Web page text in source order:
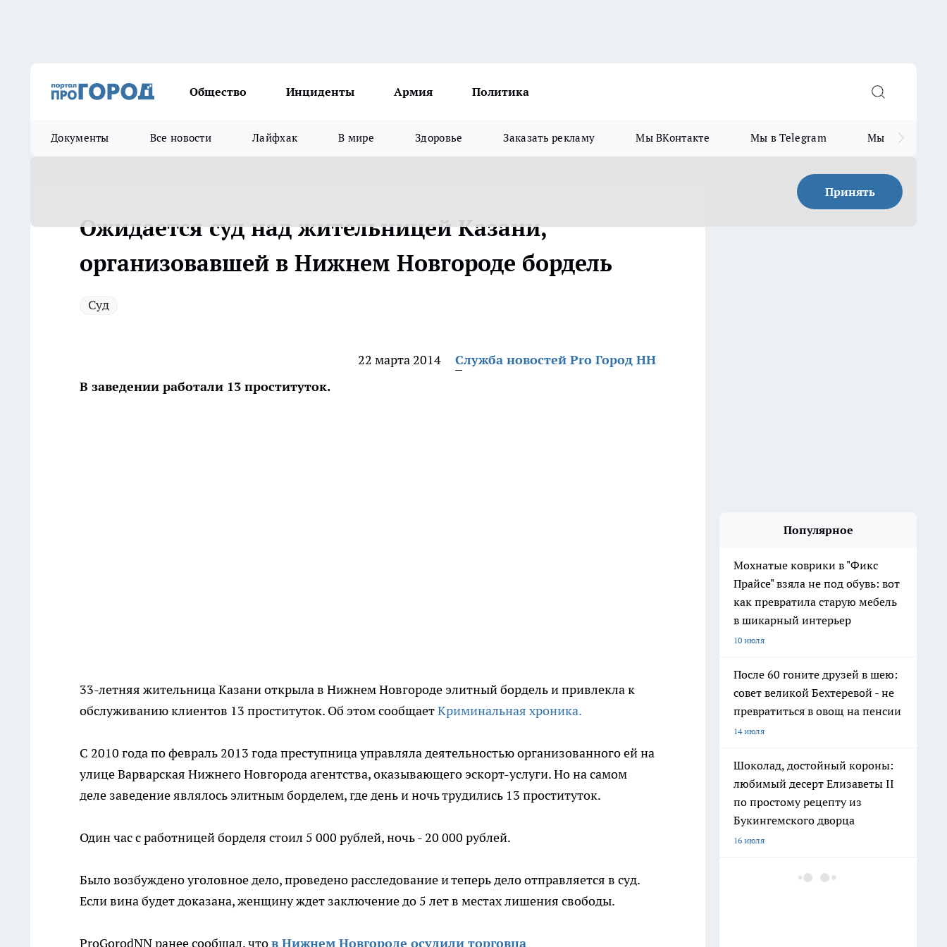
Общество Инциденты Армия Политика
Документы Все новости Лайфхак В мире Здоровье Заказать рекламу Мы ВКонтакте Мы в Telegram Мы в MAX
Принять
Ожидается суд над жительницей Казани,
организовавшей в Нижнем Новгороде бордель
Суд
22 марта 2014
Служба новостей Pro Город НН
В заведении работали 13 проституток.
33-летняя жительница Казани открыла в Нижнем Новгороде элитный бордель и привлекла к
обслуживанию клиентов 13 проституток. Об этом сообщаетКриминальная хроника.
С 2010 года по февраль 2013 года преступница управляла деятельностью организованного ей на
улице Варварская Нижнего Новгорода агентства, оказывающего эскорт-услуги. Но на самом
деле заведение являлось элитным борделем, где день и ночь трудились 13 проституток.
Один час с работницей борделя стоил 5 000 рублей, ночь - 20 000 рублей.
Было возбуждено уголовное дело, проведено расследование и теперь дело отправляется в суд.
Если вина будет доказана, женщину ждет заключение до 5 лет в местах лишения свободы.
ProGorodNN ранее сообщал, чтов Нижнем Новгороде осудили торговца
Популярное
Мохнатые коврики в "Фикс
Прайсе" взяла не под обувь: вот
как превратила старую мебель
в шикарный интерьер
10 июля
После 60 гоните друзей в шею:
совет великой Бехтеревой - не
превратиться в овощ на пенсии
14 июля
Шоколад, достойный короны:
любимый десерт Елизаветы II
по простому рецепту из
Букингемского дворца
16 июля
Гигант с нежной душой: как